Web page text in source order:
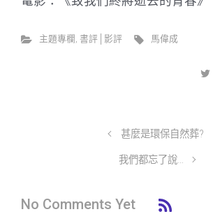
主題專欄 , 書評│影評 馬偉成
甚麼是環保自然葬?
我們都忘了說…
No Comments Yet